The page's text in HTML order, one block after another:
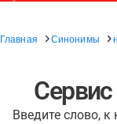
Главная Синонимы
Введите слово, к